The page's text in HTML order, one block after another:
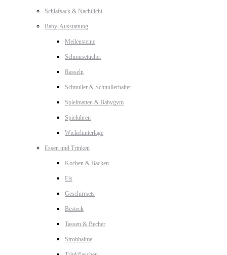
Schlafsack & Nachtlicht
Baby-Ausstattung
Meilensteine
Schmusetücher
Rasseln
Schnuller & Schnullerhalter
Spielmatten & Babygym
Spieluhren
Wickelunterlage
Essen und Trinken
Kochen & Backen
Eis
Geschirrsets
Besteck
Tassen & Becher
Strohhalme